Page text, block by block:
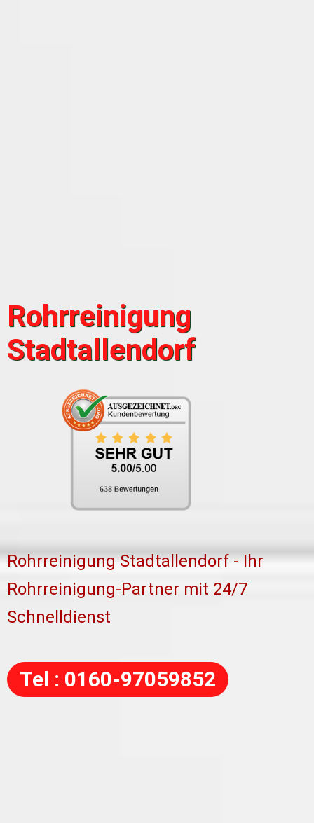
Rohrreinigung
Stadtallendorf
Rohrreinigung Stadtallendorf - Ihr
Rohrreinigung-Partner mit 24/7
Schnelldienst
Tel : 0160-97059852